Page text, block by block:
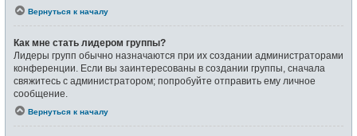
Вернуться к началу
Как мне стать лидером группы?
Лидеры групп обычно назначаются при их создании администраторами
конференции. Если вы заинтересованы в создании группы, сначала
свяжитесь с администратором; попробуйте отправить ему личное
сообщение.
Вернуться к началу